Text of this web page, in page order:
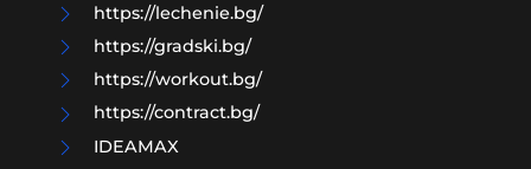
https://lechenie.bg/
https://gradski.bg/
https://workout.bg/
https://contract.bg/
IDEAMAX